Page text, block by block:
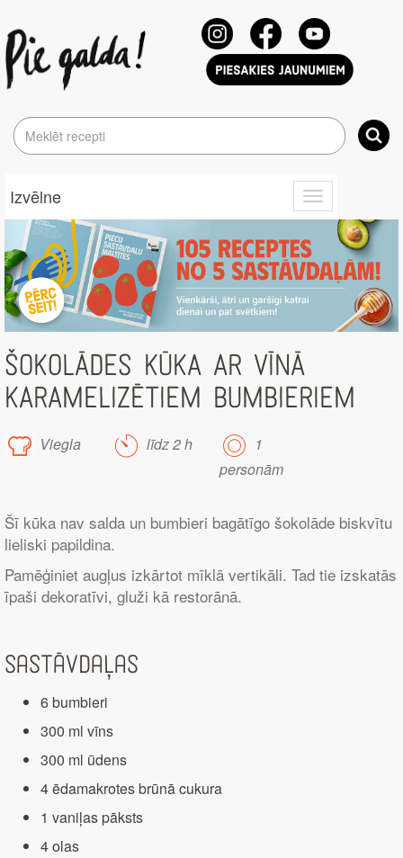
Toggle
navigation
Izvēlne
ŠOKOLĀDES KŪKA AR VĪNĀ
KARAMELIZĒTIEM BUMBIERIEM
Viegla līdz 2 h
1
personām
Šī kūka nav salda un bumbieri bagātīgo šokolāde biskvītu
lieliski papildina.
Pamēģiniet augļus izkārtot mīklā vertikāli. Tad tie izskatās
īpaši dekoratīvi, gluži kā restorānā.
Sastāvdaļas
6 bumbieri
300 ml vīns
300 ml ūdens
4 ēdamakrotes brūnā cukura
1 vaniļas pāksts
4 olas